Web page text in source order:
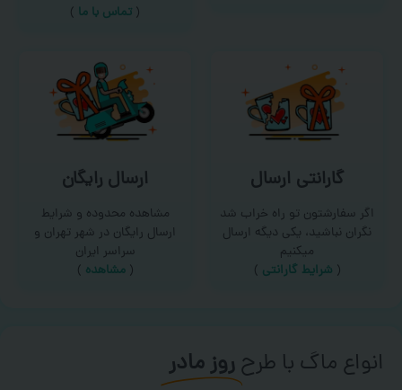
( تماس با ما )
گارانتی ارسال
اگر سفارشتون تو راه خراب شد
نگران نباشید، یکی دیگه ارسال
میکنیم
( شرایط گارانتی )
ارسال رایگان
مشاهده محدوده و شرایط
ارسال رایگان در شهر تهران و
سراسر ایران
(مشاهده )
انواع ماگ با طرحروز مادر